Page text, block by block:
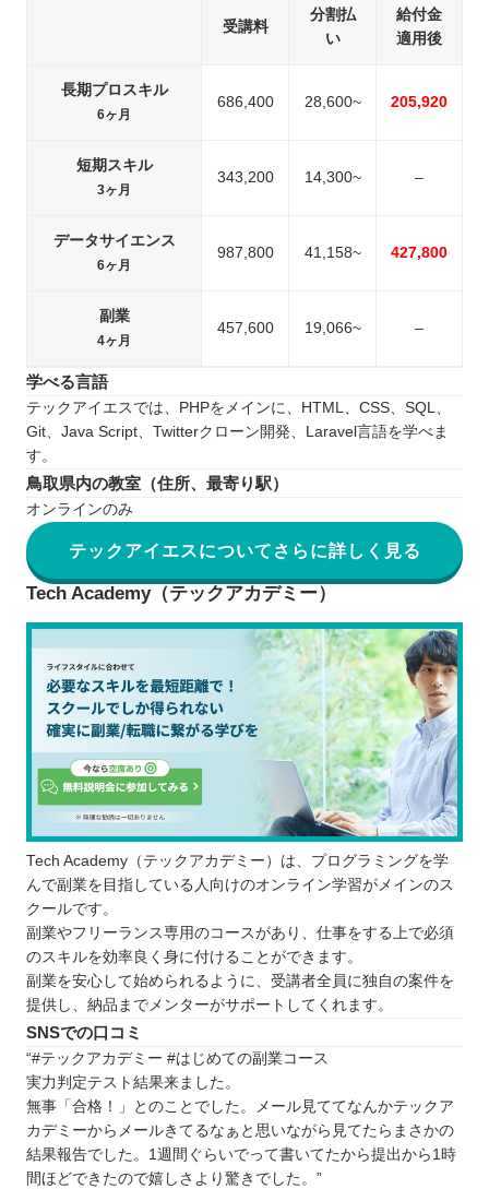
受講料
分割払
い
給付金
適用後
長期プロスキル
6ヶ月
686,400 28,600~ 205,920
短期スキル
3ヶ月
343,200 14,300~ –
データサイエンス
6ヶ月
987,800 41,158~ 427,800
副業
4ヶ月
457,600 19,066~ –
学べる言語
テックアイエスでは、PHPをメインに、HTML、CSS、SQL、
Git、Java Script、Twitterクローン開発、Laravel言語を学べま
す。
鳥取県内の教室（住所、最寄り駅）
オンラインのみ
テックアイエスについてさらに詳しく見る
Tech Academy（テックアカデミー）
Tech Academy（テックアカデミー）は、プログラミングを学
んで副業を目指している人向けのオンライン学習がメインのス
クールです。
副業やフリーランス専用のコースがあり、仕事をする上で必須
のスキルを効率良く身に付けることができます。
副業を安心して始められるように、受講者全員に独自の案件を
提供し、納品までメンターがサポートしてくれます。
SNSでの口コミ
“#テックアカデミー #はじめての副業コース
実力判定テスト結果来ました。
無事「合格！」とのことでした。メール見ててなんかテックア
カデミーからメールきてるなぁと思いながら見てたらまさかの
結果報告でした。1週間ぐらいでって書いてたから提出から1時
間ほどできたので嬉しさより驚きでした。”